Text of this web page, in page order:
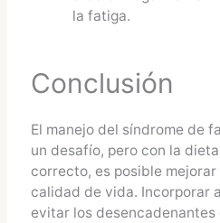
la fatiga.
Conclusión
El manejo del síndrome de
un desafío, pero con la
correcto, es posible
calidad de vida. Incorporar
evitar los